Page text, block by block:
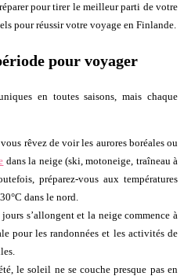
pour tirer le meilleur parti de votre
pour réussir votre voyage en Finlande.
pour voyager
en toutes saisons, mais chaque
rêvez de voir les aurores boréales ou
dans la neige (ski, motoneige, traîneau à
préparez-vous aux températures
dans le nord.
jours s’allongent et la neige commence à
pour les randonnées et les activités de
le soleil ne se couche presque pas en